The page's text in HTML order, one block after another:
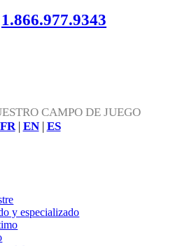
1.866.977.9343
CAMPO DE JUEGO
FR| EN| ES
y especializado